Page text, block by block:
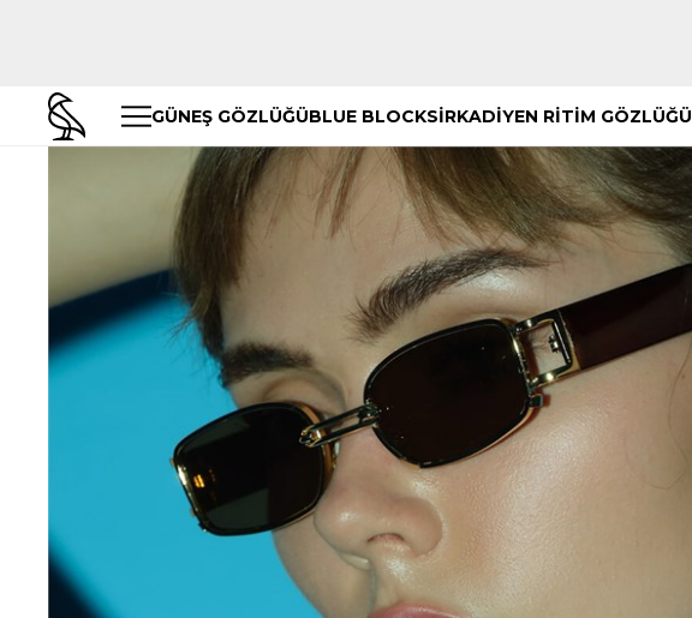
GÜNEŞ GÖZLÜĞÜBLUE BLOCKSİRKADİYEN RİTİM GÖZLÜĞÜ